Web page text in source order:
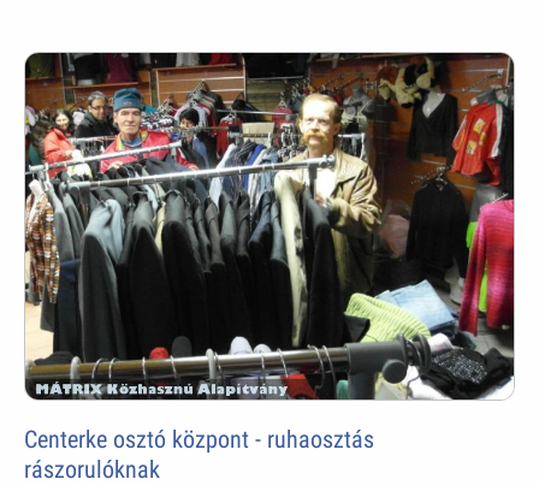
Centerke osztó központ - ruhaosztás
rászorulóknak